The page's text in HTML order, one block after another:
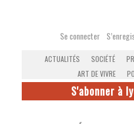
Se connecter
ACTUALITÉS SOCIÉTÉ
ART DE VIVRE
S'abonner à